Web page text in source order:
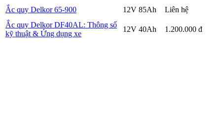
Ắc quy Delkor 65-900 12V 85Ah Liên hệ
Ắc quy Delkor DF40AL: Thông số
kỹ thuật & Ứng dụng xe
12V 40Ah 1.200.000 đ